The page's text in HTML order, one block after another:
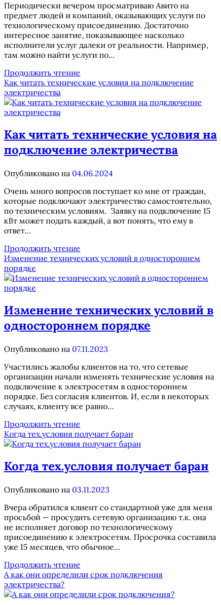
Периодически вечером просматриваю Авито на
предмет людей и компаний, оказывающих услуги по
технологическому присоединению. Достаточно
интересное занятие, показывающее насколько
исполнители услуг далеки от реальности. Например,
там можно найти услуги по…
Продолжить чтение
«Получение
условий»
услуга
Как читать технические условия на подключение
электричества
Как читать технические условия на
подключение электричества
Опубликовано на 04.06.2024
Очень много вопросов поступает ко мне от граждан,
которые подключают электричество самостоятельно,
по техническим условиям. Заявку на подключение 15
кВт может подать каждый, а вот понять, что ему в
ответ…
Продолжить чтение
читать
условия
электричества
Изменение технических условий в одностороннем
порядке
Изменение технических условий в
одностороннем порядке
Опубликовано на 07.11.2023
Участились жалобы клиентов на то, что сетевые
организации начали изменять технические условия на
подключение к электросетям в одностороннем
порядке. Без согласия клиентов. И, если в некоторых
случаях, клиенту все равно…
Продолжить чтение
технических
условий
одностороннем
порядке
Когда тех.условия получает баран
Когда тех.условия получает баран
Опубликовано на 03.11.2023
Вчера обратился клиент со стандартной уже для меня
просьбой — просудить сетевую организацию т.к. она
не исполняет договор по технологическому
присоединению к электросетям. Просрочка составила
уже 15 месяцев, что обычное…
Продолжить чтение
тех.условия
баран
А как они определили срок подключения
электричества?